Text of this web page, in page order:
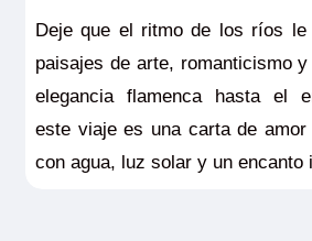
Deje que el ritmo de los ríos
paisajes de arte, romanticismo
elegancia flamenca hasta el
este viaje es una carta de
con agua, luz solar y un encanto